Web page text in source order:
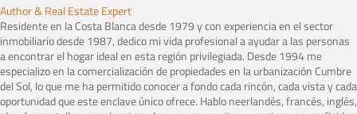
Author & Real Estate Expert
Residente en la Costa Blanca desde 1979 y con experiencia en el sector
inmobiliario desde 1987, dedico mi vida profesional a ayudar a las personas
a encontrar el hogar ideal en esta región privilegiada. Desde 1994 me
especializo en la comercialización de propiedades en la urbanización Cumbre
del Sol, lo que me ha permitido conocer a fondo cada rincón, cada vista y cada
oportunidad que este enclave único ofrece. Hablo neerlandés, francés, inglés,